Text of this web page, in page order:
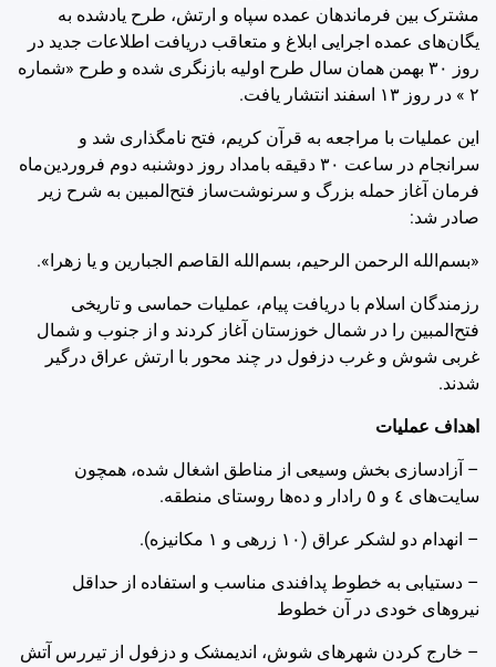
مشترک بین فرماندهان عمده سپاه و ارتش، طرح یادشده به
یگان‌های عمده اجرایی ابلاغ و متعاقب دریافت اطلاعات جدید در
روز ‌٣٠ بهمن همان سال طرح اولیه بازنگری شده و طرح «شماره
‌٢ » در روز ‌١٣ اسفند انتشار یافت.
این عملیات با مراجعه به قرآن کریم، فتح نامگذاری شد و
سرانجام در ساعت ۳۰ دقیقه بامداد روز دوشنبه دوم فروردین‌ماه
فرمان آغاز حمله بزرگ و سرنوشت‌ساز فتح‌المبین به شرح زیر
صادر شد:
«بسم‌الله الرحمن الرحیم، بسم‌الله القاصم الجبارین و یا زهرا».
رزمندگان اسلام با دریافت پیام، عملیات حماسی و تاریخی
فتح‌المبین را در شمال خوزستان آغاز کردند و از جنوب و شمال
غربی شوش و غرب دزفول در چند محور با ارتش عراق درگیر
شدند.
اهداف عملیات
– آزادسازی بخش وسیعی از مناطق اشغال شده، همچون
سایت‌های ‌٤ و ‌٥ رادار و ده‌ها روستای منطقه.
– انهدام دو لشکر عراق (‌١٠ زرهی و ‌١ مکانیزه).
– دستیابی به خطوط پدافندی مناسب و استفاده از حداقل
نیروهای خودی در آن خطوط
– خارج کردن شهرهای شوش، اندیمشک و دزفول از تیررس آتش